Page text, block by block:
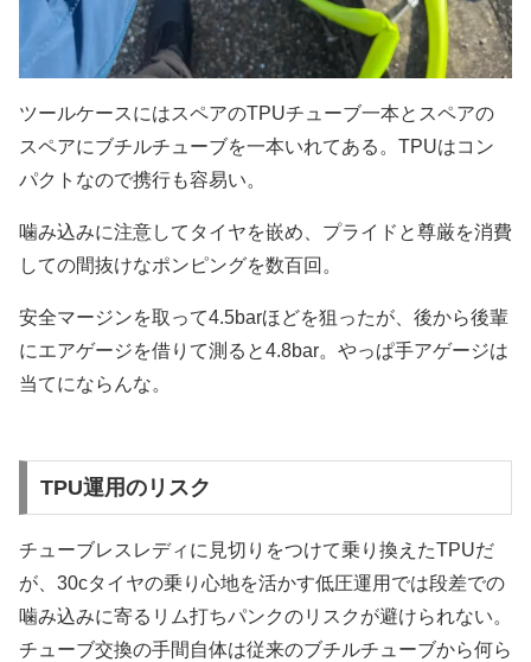
ツールケースにはスペアのTPUチューブ一本とスペアの
スペアにブチルチューブを一本いれてある。TPUはコン
パクトなので携行も容易い。
噛み込みに注意してタイヤを嵌め、プライドと尊厳を消費
しての間抜けなポンピングを数百回。
安全マージンを取って4.5barほどを狙ったが、後から後輩
にエアゲージを借りて測ると4.8bar。やっぱ手アゲージは
当てにならんな。
TPU運用のリスク
チューブレスレディに見切りをつけて乗り換えたTPUだ
が、30cタイヤの乗り心地を活かす低圧運用では段差での
噛み込みに寄るリム打ちパンクのリスクが避けられない。
チューブ交換の手間自体は従来のブチルチューブから何ら